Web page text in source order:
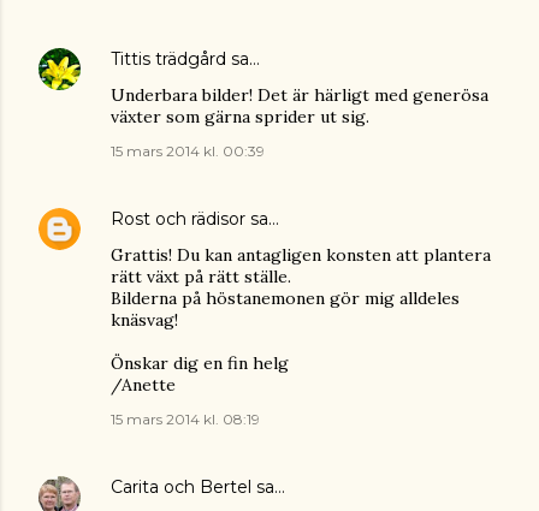
Tittis trädgård sa…
Underbara bilder! Det är härligt med generösa
växter som gärna sprider ut sig.
15 mars 2014 kl. 00:39
Rost och rädisor sa…
Grattis! Du kan antagligen konsten att plantera
rätt växt på rätt ställe.
Bilderna på höstanemonen gör mig alldeles
knäsvag!
Önskar dig en fin helg
/Anette
15 mars 2014 kl. 08:19
Carita och Bertel sa…